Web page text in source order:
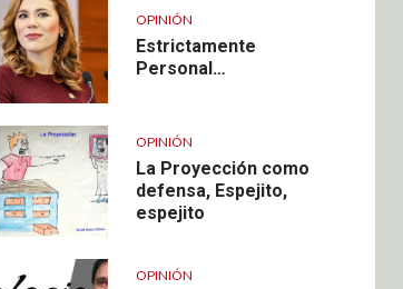
OPINIÓN
Estrictamente
Personal…
OPINIÓN
La Proyección como
defensa, Espejito,
espejito
OPINIÓN